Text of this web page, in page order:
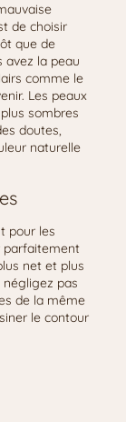
de choisir
que de
avez la peau
comme le
Les peaux
sombres
doutes,
naturelle
pour les
parfaitement
net et plus
pas
de la même
le contour